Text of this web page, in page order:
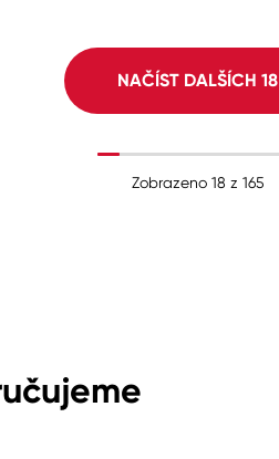
NAČÍST DALŠÍCH 18
Zobrazeno 18 z 165